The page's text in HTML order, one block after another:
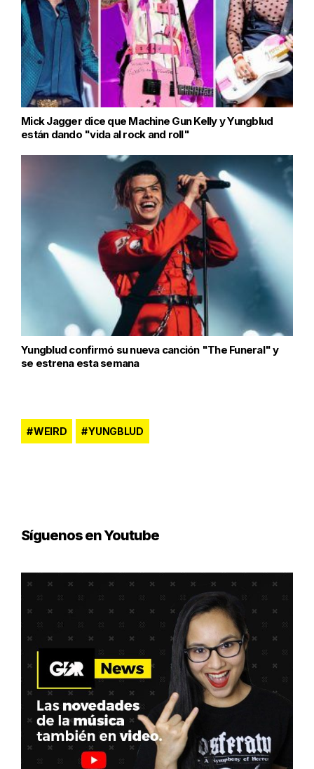
Mick Jagger dice que Machine Gun Kelly y Yungblud
están dando "vida al rock and roll"
Yungblud confirmó su nueva canción "The Funeral" y
se estrena esta semana
WEIRD YUNGBLUD
Síguenos en Youtube